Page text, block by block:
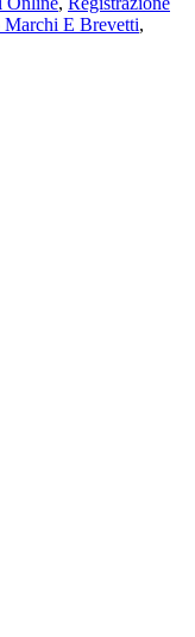
E Brevetti,